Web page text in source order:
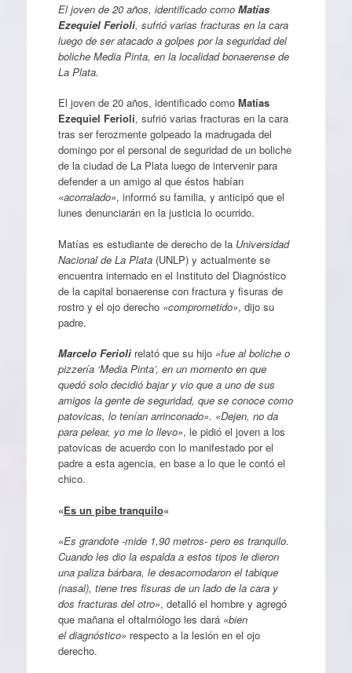
El joven de 20 años, identificado como Matías
Ezequiel Ferioli, sufrió varias fracturas en la cara
luego de ser atacado a golpes por la seguridad del
boliche Media Pinta, en la localidad bonaerense de
La Plata.
El joven de 20 años, identificado como Matías
Ezequiel Ferioli, sufrió varias fracturas en la cara
tras ser ferozmente golpeado la madrugada del
domingo por el personal de seguridad de un boliche
de la ciudad de La Plata luego de intervenir para
defender a un amigo al que éstos habían
«acorralado», informó su familia, y anticipó que el
lunes denunciarán en la justicia lo ocurrido.
Matías es estudiante de derecho de la Universidad
Nacional de La Plata (UNLP) y actualmente se
encuentra internado en el Instituto del Diagnóstico
de la capital bonaerense con fractura y fisuras de
rostro y el ojo derecho «comprometido», dijo su
padre.
Marcelo Feriolirelató que su hijo «fue al boliche o
pizzería ‘Media Pinta’, en un momento en que
quedó solo decidió bajar y vio que a uno de sus
amigos la gente de seguridad, que se conoce como
patovicas, lo tenían arrinconado». «Dejen, no da
para pelear, yo me lo llevo», le pidió el joven a los
patovicas de acuerdo con lo manifestado por el
padre a esta agencia, en base a lo que le contó el
chico.
«Es un pibe tranquilo«
«Es grandote -mide 1,90 metros- pero es tranquilo.
Cuando les dio la espalda a estos tipos le dieron
una paliza bárbara, le desacomodaron el tabique
(nasal), tiene tres fisuras de un lado de la cara y
dos fracturas del otro», detalló el hombre y agregó
que mañana el oftalmólogo les dará «bien
el diagnóstico» respecto a la lesión en el ojo
derecho.